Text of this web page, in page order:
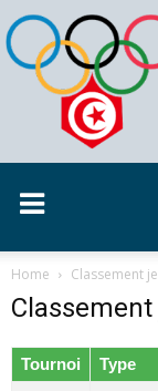
Home Classement
Tournoi Type